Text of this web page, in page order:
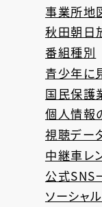
事業所地
秋田朝日
番組種別
青少年に
国民保護
個人情報
視聴デー
中継車レ
公式SNS
ソーシャ